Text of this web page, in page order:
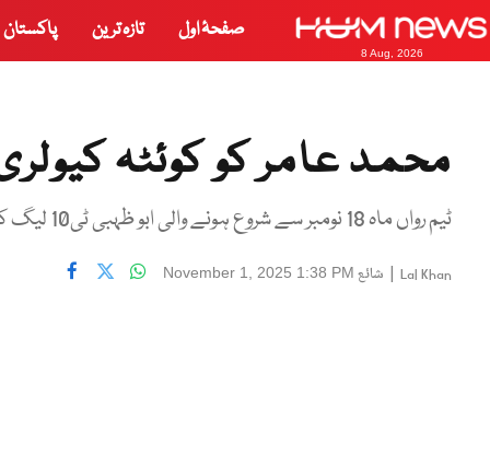
8 Aug, 2026
صفحۂ اول تازہ ترین پاکستان
محمد عامر کو کوئٹہ
ٹیم رواں ماہ 18 نومبر سے شروع ہونے والی ابو ظہبی ٹی10 لیگ کھیلے گی
Lal Khan
| شائع November 1, 2025 1:38 PM